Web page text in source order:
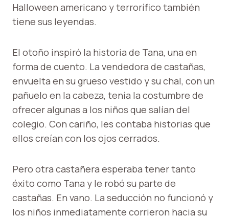
Halloween americano y terrorífico también
tiene sus leyendas.
El otoño inspiró la historia de Tana, una en
forma de cuento. La vendedora de castañas,
envuelta en su grueso vestido y su chal, con un
pañuelo en la cabeza, tenía la costumbre de
ofrecer algunas a los niños que salían del
colegio. Con cariño, les contaba historias que
ellos creían con los ojos cerrados.
Pero otra castañera esperaba tener tanto
éxito como Tana y le robó su parte de
castañas. En vano. La seducción no funcionó y
los niños inmediatamente corrieron hacia su